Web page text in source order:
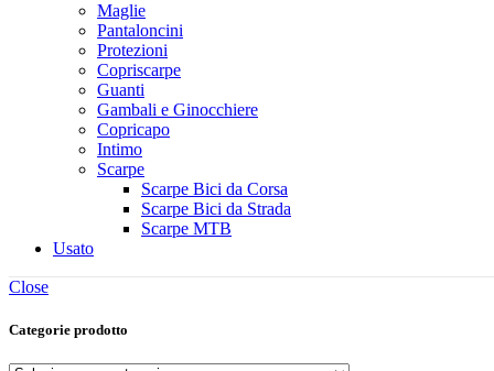
Maglie
Pantaloncini
Protezioni
Copriscarpe
Guanti
Gambali e Ginocchiere
Copricapo
Intimo
Scarpe
Scarpe Bici da Corsa
Scarpe Bici da Strada
Scarpe MTB
Usato
Close
Categorie prodotto